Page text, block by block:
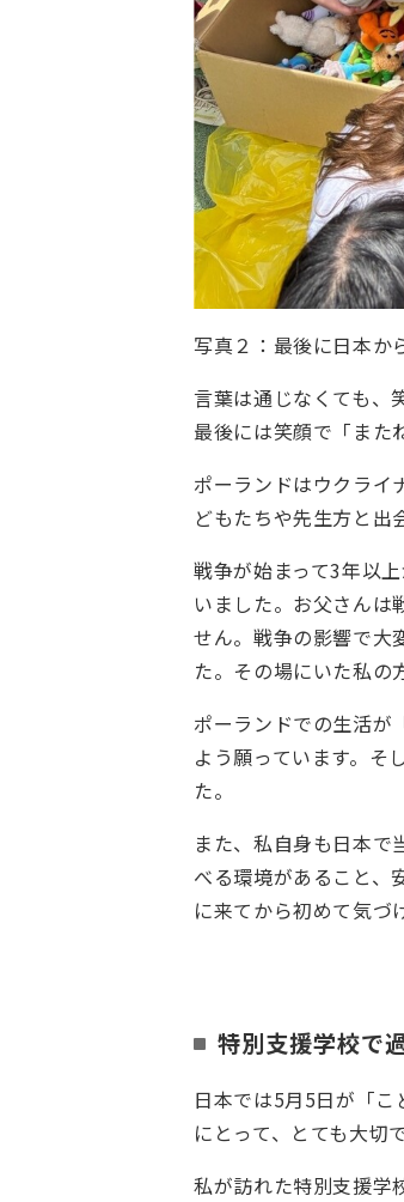
写真２：最後に日本か
言葉は通じなくても、
最後には笑顔で「また
ポーランドはウクライ
どもたちや先生方と出
戦争が始まって3年以
いました。お父さんは
せん。戦争の影響で大
た。その場にいた私の
ポーランドでの生活が
よう願っています。そ
た。
また、私自身も日本
べる環境があること、
に来てから初めて気づ
特別支援学校で
日本では5月5日が「
にとって、とても大切
私が訪れた特別支援学